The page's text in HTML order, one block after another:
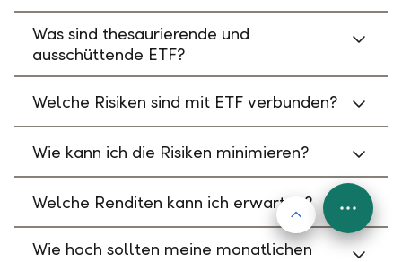
Was sind thesaurierende und
ausschüttende ETF?
Welche Risiken sind mit ETF verbunden?
Wie kann ich die Risiken minimieren?
Welche Renditen kann ich erwarten?
Wie hoch sollten meine monatlichen
Nach oben
FAB
Menu